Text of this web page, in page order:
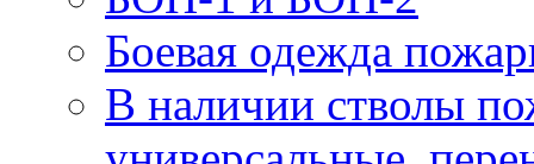
Боевая одежда
В наличии стволы